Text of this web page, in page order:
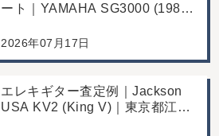
ート｜YAMAHA SG3000 (1988
り店舗にて買取
2026年07月17日
エレキギター査定例｜Jackson
USA KV2 (King V)｜東京都江戸